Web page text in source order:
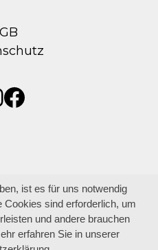
Facebook
ist es für uns notwendig
sind erforderlich, um
und andere brauchen
erfahren Sie in unserer